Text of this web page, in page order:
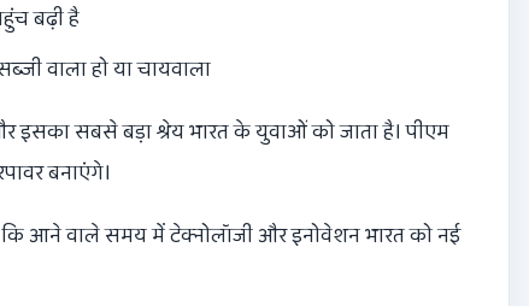
बढ़ी है
वाला हो या चायवाला
इसका सबसे बड़ा श्रेय भारत के युवाओं को जाता है। पीएम
बनाएंगे।
आने वाले समय में टेक्नोलॉजी और इनोवेशन भारत को नई